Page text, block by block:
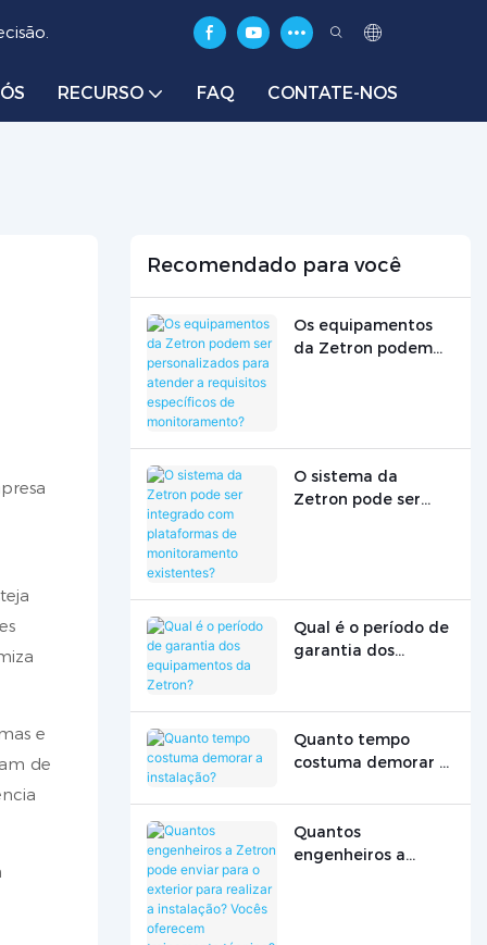
RECURSO FAQ CONTATE-NOS
e
de
Recomendado para você
Os equipamentos
da Zetron podem
O sistema da
Zetron pode ser
Qual é o período de
garantia dos
Quanto tempo
costuma demorar a
Quantos
engenheiros a